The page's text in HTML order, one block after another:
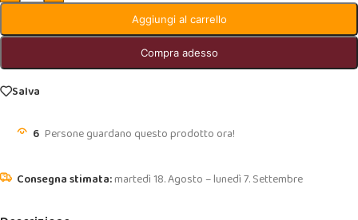
Aggiungi al carrello
Compra adesso
Salva
6 Persone guardano questo prodotto ora!
martedì 18. Agosto – lunedì 7. Settembre